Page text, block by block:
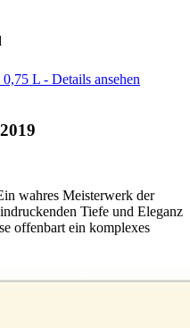
L - Details ansehen
wahres Meisterwerk der
Tiefe und Eleganz
offenbart ein komplexes